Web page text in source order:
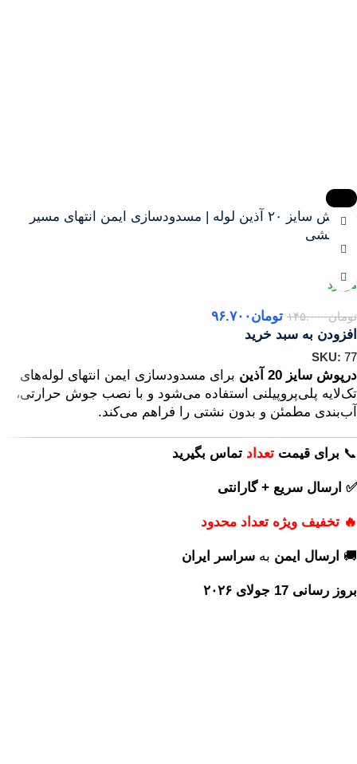
-33%
درپوش سایز ۲۰ آذین لوله | مسدودسازی ایمن انتهای مسیر
لوله‌کشی
آذین
تومان۱۴۵.۰۰۰ تومان۹۶.۷۰۰
افزودن به سبد خرید
SKU: 77
درپوش سایز 20 آذین
برای مسدودسازی ایمن انتهای لوله‌های
تک‌لایه پلی‌پروپیلنی استفاده می‌شود و با نصب جوش حرارتی،
آب‌بندی مطمئن و بدون نشتی را فراهم می‌کند.
📞 برای قیمت تعداد تماس بگیرید
✅ ارسال سریع + گارانتی
🔥 تخفیف ویژه تعداد محدود
🚚 ارسال ایمن به سراسر ایران
بروز رسانی 17 جولای ۲۰۲۶